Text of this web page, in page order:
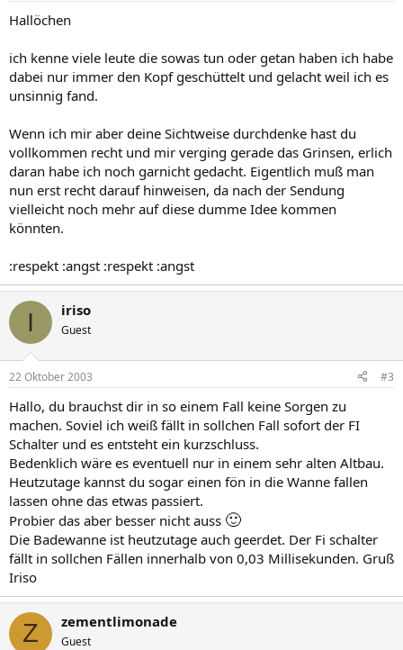
Hallöchen
ich kenne viele leute die sowas tun oder getan haben ich habe
dabei nur immer den Kopf geschüttelt und gelacht weil ich es
unsinnig fand.
Wenn ich mir aber deine Sichtweise durchdenke hast du
vollkommen recht und mir verging gerade das Grinsen, erlich
daran habe ich noch garnicht gedacht. Eigentlich muß man
nun erst recht darauf hinweisen, da nach der Sendung
vielleicht noch mehr auf diese dumme Idee kommen
könnten.
:respekt :angst :respekt :angst
I iriso
Guest
22 Oktober 2003 #3
Hallo, du brauchst dir in so einem Fall keine Sorgen zu
machen. Soviel ich weiß fällt in sollchen Fall sofort der FI
Schalter und es entsteht ein kurzschluss.
Bedenklich wäre es eventuell nur in einem sehr alten Altbau.
Heutzutage kannst du sogar einen fön in die Wanne fallen
lassen ohne das etwas passiert.
Probier das aber besser nicht auss 🙂
Die Badewanne ist heutzutage auch geerdet. Der Fi schalter
fällt in sollchen Fällen innerhalb von 0,03 Millisekunden. Gruß
Iriso
Z zementlimonade
Guest